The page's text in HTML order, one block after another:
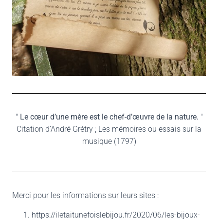
Le cœur d’une mère est le chef-d’œuvre de la nature.
Citation d’André Grétry ; Les mémoires ou essais sur la
musique (1797)
Merci pour les informations sur leurs sites :
https://iletaitunefoislebijou.fr/2020/06/les-bijoux-